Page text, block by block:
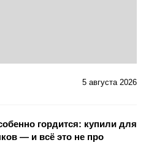
5 августа 2026
гордится: купили для
— и всё это не про